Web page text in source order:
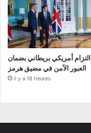
التزام أمريكي بريطاني بضمان
العبور الآمن في مضيق هرمز
il y a 18 heures